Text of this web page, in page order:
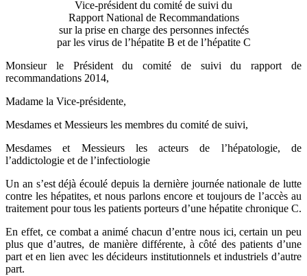
Vice-président du comité de suivi du
Rapport National de Recommandations
sur la prise en charge des personnes infectés
par les virus de l’hépatite B et de l’hépatite C
Monsieur le Président du comité de suivi du rapport de
recommandations 2014,
Madame la Vice-présidente,
Mesdames et Messieurs les membres du comité de suivi,
Mesdames et Messieurs les acteurs de l’hépatologie, de
l’addictologie et de l’infectiologie
Un an s’est déjà écoulé depuis la dernière journée nationale de lutte
contre les hépatites, et nous parlons encore et toujours de l’accès au
traitement pour tous les patients porteurs d’une hépatite chronique C.
En effet, ce combat a animé chacun d’entre nous ici, certain un peu
plus que d’autres, de manière différente, à côté des patients d’une
part et en lien avec les décideurs institutionnels et industriels d’autre
part.